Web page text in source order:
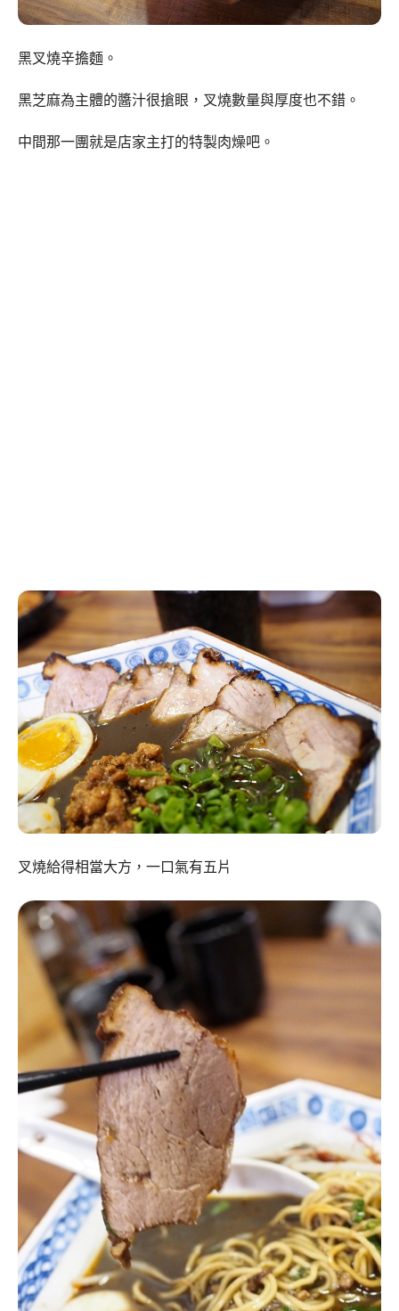
黑叉燒辛擔麵。
黑芝麻為主體的醬汁很搶眼，叉燒數量與厚度也不錯。
中間那一團就是店家主打的特製肉燥吧。
叉燒給得相當大方，一口氣有五片